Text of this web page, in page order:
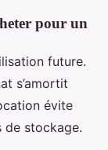
pour un
future.
s’amortit
évite
de stockage.